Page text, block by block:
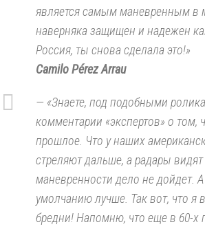
является самым маневренным в
наверняка защищен и надежен
Россия, ты снова сделала это!»
Camilo Pérez Arrau
— «Знаете, под подобными
комментарии «экспертов» о том,
прошлое. Что у наших
стреляют дальше, а радары
маневренности дело не дойдет. А
умолчанию лучше. Так вот, что я
бредни! Напомню, что еще в 60-х